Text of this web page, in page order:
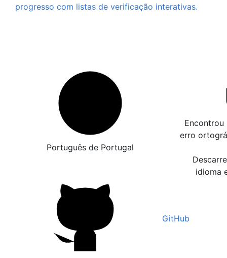
progresso com listas de verificação interativas.
Português de Portugal
Encontrou
erro
idioma
GitHub